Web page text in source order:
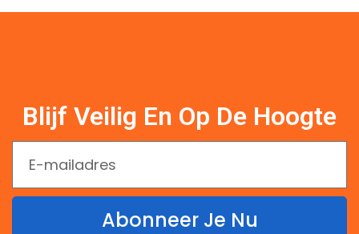
Blijf Veilig En Op De Hoogte
Abonneer Je Nu